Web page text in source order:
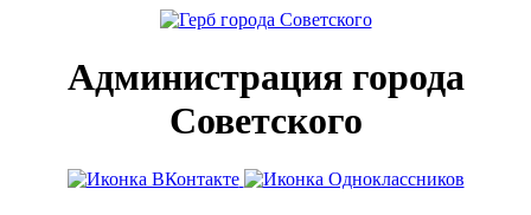
Администрация города
Советского